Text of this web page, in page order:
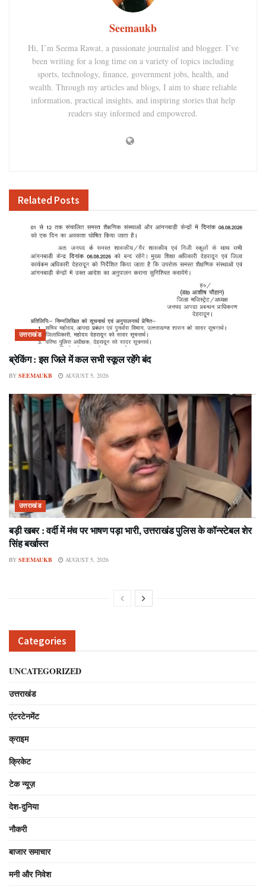
Seemaukb
Hi, I’m Seema Rawat, a passionate journalist and blogger. I’ve
been writing for a long time on a variety of topics including
sports, technology, finance, government jobs, health, and
wealth. Through my articles and blogs, I aim to share reliable
information, practical insights, and inspiring stories that help
readers stay informed and empowered.
Related Posts
उत्तराखंड
ब्रेकिंग : इस जिले में कल सभी स्कूल रहेंगे बंद
BY SEEMAUKB AUGUST 5, 2026
उत्तराखंड
बड़ी खबर : वर्दी में मंच पर भाषण पड़ा भारी, उत्तराखंड पुलिस के कॉन्स्टेबल शेर
सिंह बर्खास्त
BY SEEMAUKB AUGUST 5, 2026
Categories
UNCATEGORIZED
उत्तराखंड
एंटरटेनमेंट
क्राइम
क्रिकेट
टेक न्यूज़
देश-दुनिया
नौकरी
बाजार समाचार
मनी और निवेश